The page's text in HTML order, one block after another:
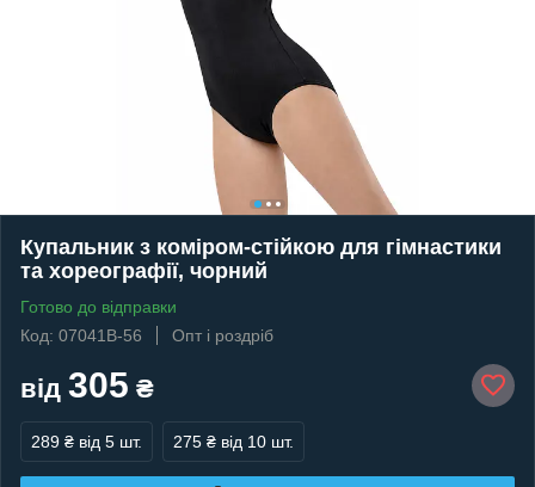
Купальник з коміром-стійкою для гімнастики
та хореографії, чорний
Готово до відправки
Код: 07041В-56
Опт і роздріб
від 305 ₴
289 ₴ від 5 шт. 275 ₴ від 10 шт.